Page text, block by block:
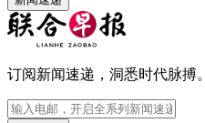
订阅新闻速递，洞悉时代脉搏。